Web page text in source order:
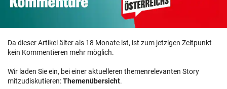
Da dieser Artikel älter als 18 Monate ist, ist zum jetzigen Zeitpunkt
kein Kommentieren mehr möglich.
Wir laden Sie ein, bei einer aktuelleren themenrelevanten Story
mitzudiskutieren:Themenübersicht.